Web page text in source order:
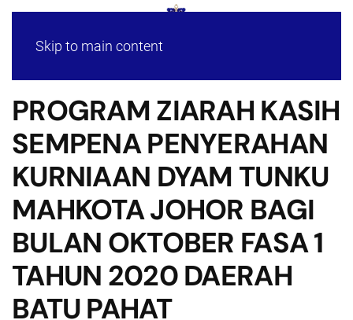
Skip to main content
PROGRAM ZIARAH KASIH
SEMPENA PENYERAHAN
KURNIAAN DYAM TUNKU
MAHKOTA JOHOR BAGI
BULAN OKTOBER FASA 1
TAHUN 2020 DAERAH
BATU PAHAT